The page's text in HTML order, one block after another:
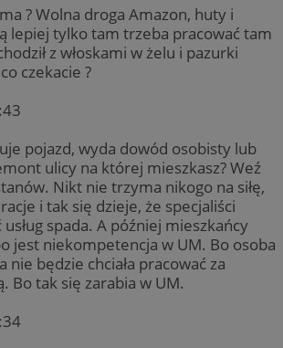
? Wolna droga Amazon, huty i
lepiej tylko tam trzeba pracować tam
z włoskami w żelu i pazurki
czekacie ?
pojazd, wyda dowód osobisty lub
ulicy na której mieszkasz? Weź
Nikt nie trzyma nikogo na siłę,
i tak się dzieje, że specjaliści
usług spada. A później mieszkańcy
jest niekompetencja w UM. Bo osoba
nie będzie chciała pracować za
Bo tak się zarabia w UM.